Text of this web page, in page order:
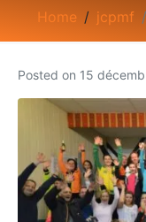
Home jcpmf
Posted on 15